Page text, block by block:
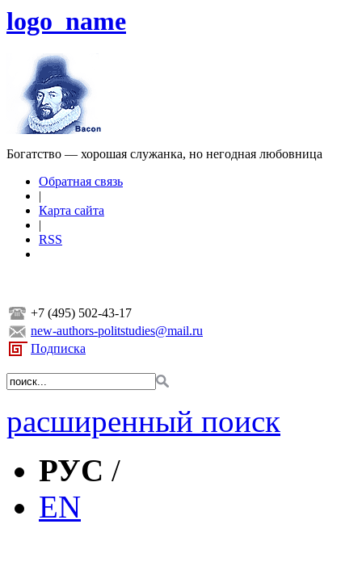
logo_name
Богатство — хорошая служанка, но негодная любовница
Обратная связь
|
Карта сайта
|
RSS
+7 (495) 502-43-17
new-authors-politstudies@mail.ru
Подписка
расширенный поиск
РУС /
EN